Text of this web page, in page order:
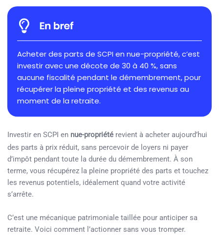
Acheter des parts de SCPI en nue-propriété, c’est
investir avec une décote de 30 à 40 %, sans
aucune fiscalité pendant le démembrement, pour
récupérer la pleine propriété et des revenus au
moment de la retraite.
Investir en SCPI en nue-propriété revient à acheter aujourd’hui
des parts à prix réduit, sans percevoir de loyers ni payer
d’impôt pendant toute la durée du démembrement. À son
terme, vous récupérez la pleine propriété des parts et touchez
les revenus potentiels, idéalement quand votre activité
s’arrête.
C’est une mécanique patrimoniale taillée pour anticiper sa
retraite. Voici comment l’actionner sans vous tromper.